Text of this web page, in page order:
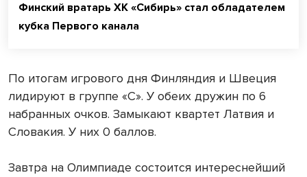
Финский вратарь ХК «Сибирь» стал обладателем
кубка Первого канала
По итогам игрового дня Финляндия и Швеция
лидируют в группе «С». У обеих дружин по 6
набранных очков. Замыкают квартет Латвия и
Словакия. У них 0 баллов.
Завтра на Олимпиаде состоится интереснейший